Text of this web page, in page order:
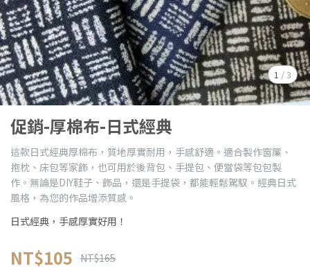
1 /3
促銷-厚棉布-日式經典
這款日式經典厚棉布，質地厚實耐用，手感舒適。適合製作窗簾、
抱枕、床包等家飾，也可用於後背包、手提包、便當袋等包包製
作。無論是DIY鞋子、飾品，還是手提袋，都能輕鬆駕馭。經典日式
風格，為您的作品增添質感。
日式經典，手感厚實好用！
NT$105 NT$165